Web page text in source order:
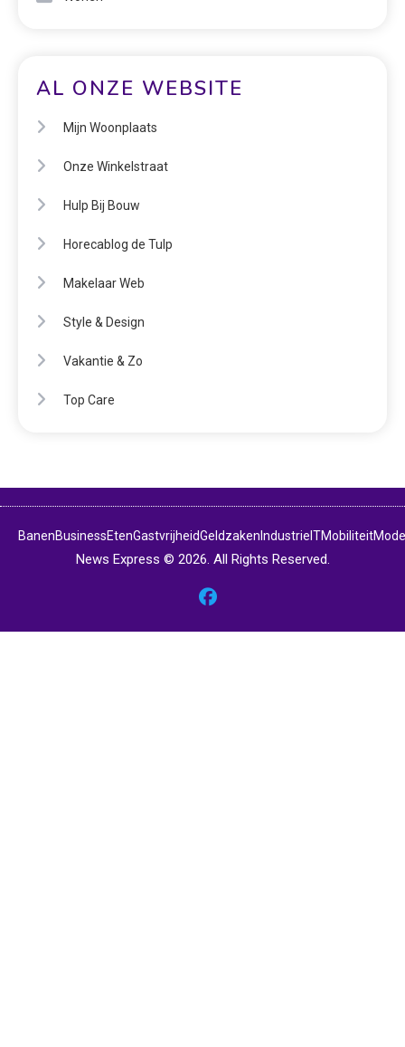
AL ONZE WEBSITE
Mijn Woonplaats
Onze Winkelstraat
Hulp Bij Bouw
Horecablog de Tulp
Makelaar Web
Style & Design
Vakantie & Zo
Top Care
BanenBusinessEtenGastvrijheidGeldzakenIndustrieITMobiliteitMode
News Express © 2026. All Rights Reserved.